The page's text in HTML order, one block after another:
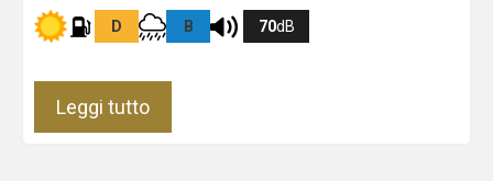
D B 70dB
Leggi tutto